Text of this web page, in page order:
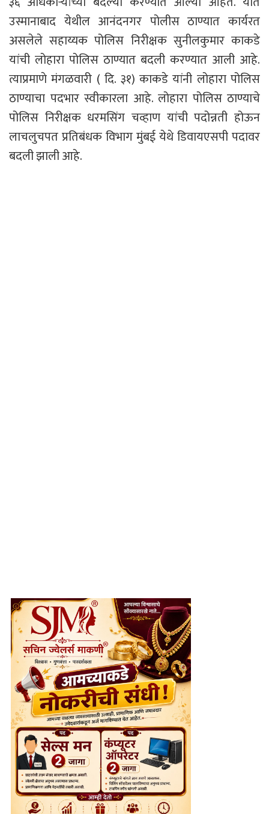
उस्मानाबाद येथील आनंदनगर पोलीस ठाण्यात कार्यरत
असलेले सहाय्यक पोलिस निरीक्षक सुनीलकुमार काकडे
यांची लोहारा पोलिस ठाण्यात बदली करण्यात आली आहे.
त्याप्रमाणे मंगळवारी ( दि. ३१) काकडे यांनी लोहारा पोलिस
ठाण्याचा पदभार स्वीकारला आहे. लोहारा पोलिस ठाण्याचे
पोलिस निरीक्षक धरमसिंग चव्हाण यांची पदोन्नती होऊन
लाचलुचपत प्रतिबंधक विभाग मुंबई येथे डिवायएसपी पदावर
बदली झाली आहे.